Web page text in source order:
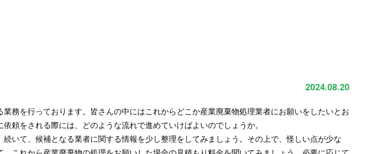
2024.08.20
務を行っております。皆さんの中にはこれからどこか産業廃棄物処理業者にお願いをしたいとお
頼をされる際には、どのような流れで進めていけばよいのでしょうか。
いて、候補となる業者に関する情報を少し整理をしてみましょう。その上で、怪しい点が少な